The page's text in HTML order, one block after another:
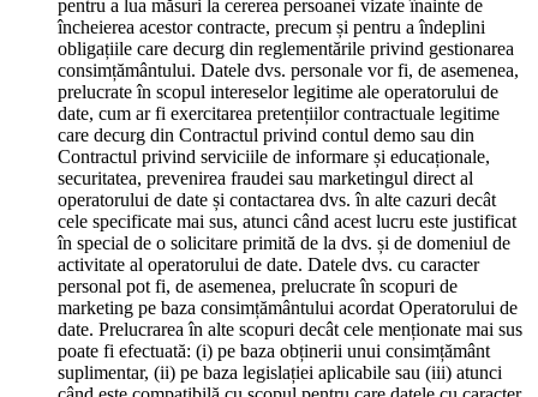
pentru a lua măsuri la cererea persoanei vizate înainte de
încheierea acestor contracte, precum și pentru a îndeplini
obligațiile care decurg din reglementările privind gestionarea
consimțământului. Datele dvs. personale vor fi, de asemenea,
prelucrate în scopul intereselor legitime ale operatorului de
date, cum ar fi exercitarea pretențiilor contractuale legitime
care decurg din Contractul privind contul demo sau din
Contractul privind serviciile de informare și educaționale,
securitatea, prevenirea fraudei sau marketingul direct al
operatorului de date și contactarea dvs. în alte cazuri decât
cele specificate mai sus, atunci când acest lucru este justificat
în special de o solicitare primită de la dvs. și de domeniul de
activitate al operatorului de date. Datele dvs. cu caracter
personal pot fi, de asemenea, prelucrate în scopuri de
marketing pe baza consimțământului acordat Operatorului de
date. Prelucrarea în alte scopuri decât cele menționate mai sus
poate fi efectuată: (i) pe baza obținerii unui consimțământ
suplimentar, (ii) pe baza legislației aplicabile sau (iii) atunci